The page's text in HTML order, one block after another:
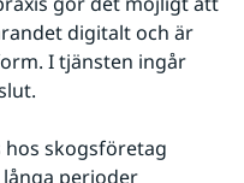
digitalt och är
I tjänsten ingår
skogsföretag
perioder